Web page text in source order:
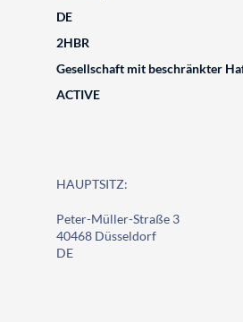
DE
2HBR
Gesellschaft mit beschränkter
ACTIVE
HAUPTSITZ:
Peter-Müller-Straße 3
40468 Düsseldorf
DE